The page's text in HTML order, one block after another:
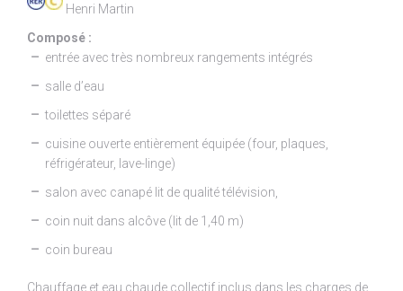
Henri Martin
Composé :
entrée avec très nombreux rangements intégrés
salle d’eau
toilettes séparé
cuisine ouverte entièrement équipée (four, plaques,
réfrigérateur, lave-linge)
salon avec canapé lit de qualité télévision,
coin nuit dans alcôve (lit de 1,40 m)
coin bureau
Chauffage et eau chaude collectif inclus dans les charges de